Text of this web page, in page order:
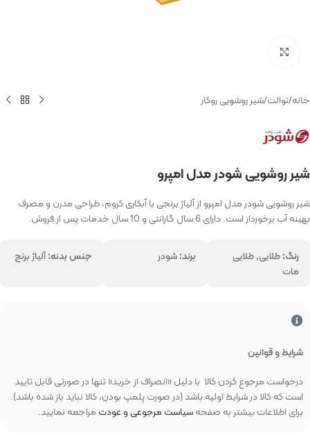
خانه/توالت/شیر روشویی روکار
شیر روشویی شودر مدل امپرو
شیر روشویی شودر مدل امپرو از آلیاژ برنجی با آبکاری کروم، طراحی مدرن و مصرف
بهینه آب برخوردار است. دارای 6 سال گارانتی و 10 سال خدمات پس از فروش.
رنگ:طلایی, طلایی
مات
برند:شودر جنس بدنه:آلیاژ برنج
شرایط و قوانین
درخواست مرجوع کردن کالا با دلیل «انصراف از خرید» تنها در صورتی قابل تایید
است که کالا در شرایط اولیه باشد (در صورت پلمپ بودن، کالا نباید باز شده باشد).
برای اطلاعات بیشتر به صفحهسیاست مرجوعی و عودتمراجعه نمایید.